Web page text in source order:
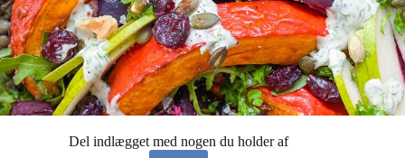
Del indlægget med nogen du holder af